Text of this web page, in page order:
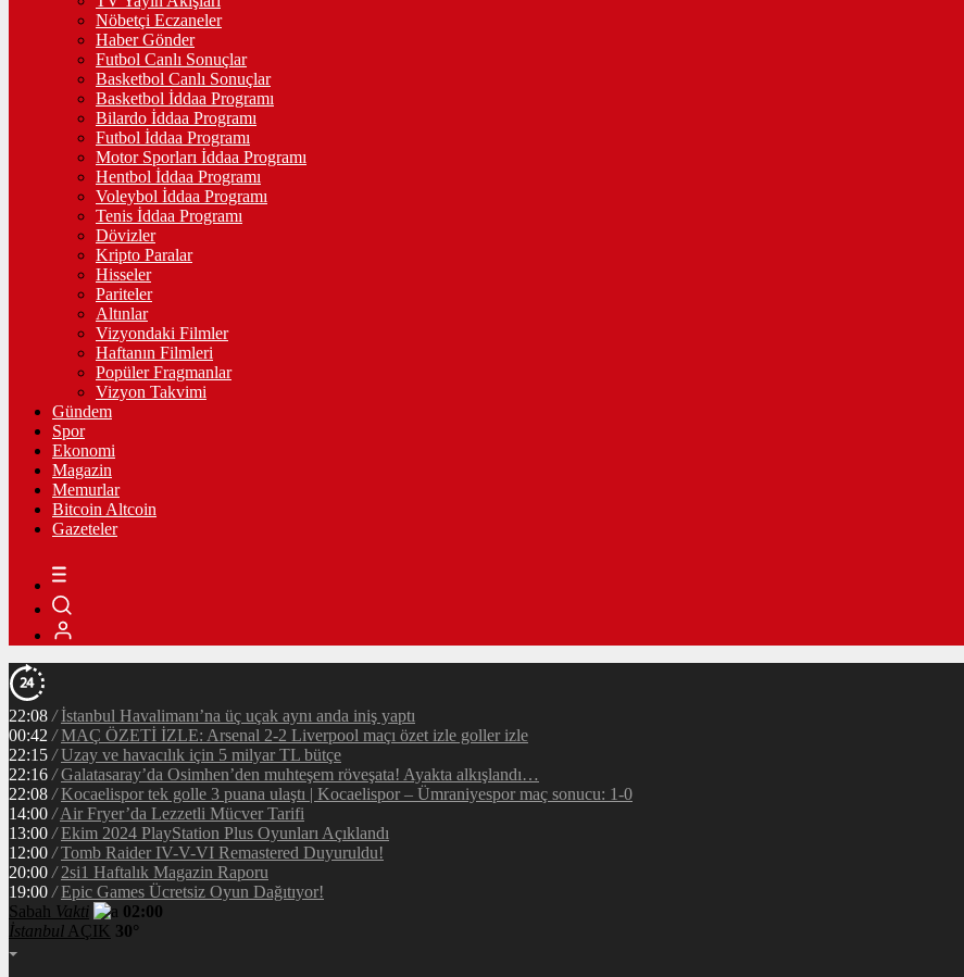
Nöbetçi Eczaneler
Haber Gönder
Futbol Canlı Sonuçlar
Basketbol Canlı Sonuçlar
Basketbol İddaa Programı
Bilardo İddaa Programı
Futbol İddaa Programı
Motor Sporları İddaa Programı
Hentbol İddaa Programı
Voleybol İddaa Programı
Tenis İddaa Programı
Dövizler
Kripto Paralar
Hisseler
Pariteler
Altınlar
Vizyondaki Filmler
Haftanın Filmleri
Popüler Fragmanlar
Vizyon Takvimi
Gündem
Spor
Ekonomi
Magazin
Memurlar
Bitcoin Altcoin
Gazeteler
22:08 / İstanbul Havalimanı’na üç uçak aynı anda iniş yaptı
00:42 / MAÇ ÖZETİ İZLE: Arsenal 2-2 Liverpool maçı özet izle goller izle
22:15 / Uzay ve havacılık için 5 milyar TL bütçe
22:16 / Galatasaray’da Osimhen’den muhteşem röveşata! Ayakta alkışlandı…
22:08 / Kocaelispor tek golle 3 puana ulaştı | Kocaelispor – Ümraniyespor maç sonucu: 1-0
14:00 / Air Fryer’da Lezzetli Mücver Tarifi
13:00 / Ekim 2024 PlayStation Plus Oyunları Açıklandı
12:00 / Tomb Raider IV-V-VI Remastered Duyuruldu!
20:00 / 2si1 Haftalık Magazin Raporu
19:00 / Epic Games Ücretsiz Oyun Dağıtıyor!
Sabah Vakti
02:00
İstanbul AÇIK 30°